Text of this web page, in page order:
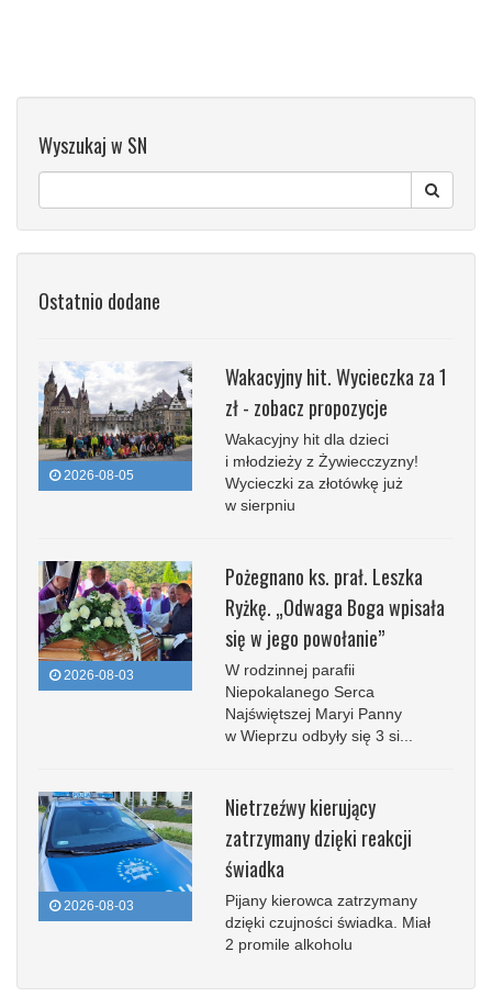
Wyszukaj w SN
Ostatnio dodane
2026-08-05
Wakacyjny hit. Wycieczka za 1
zł - zobacz propozycje
Wakacyjny hit dla dzieci
i młodzieży z Żywiecczyzny!
Wycieczki za złotówkę już
w sierpniu
2026-08-03
Pożegnano ks. prał. Leszka
Ryżkę. „Odwaga Boga wpisała
się w jego powołanie”
W rodzinnej parafii
Niepokalanego Serca
Najświętszej Maryi Panny
w Wieprzu odbyły się 3 si...
2026-08-03
Nietrzeźwy kierujący
zatrzymany dzięki reakcji
świadka
Pijany kierowca zatrzymany
dzięki czujności świadka. Miał
2 promile alkoholu